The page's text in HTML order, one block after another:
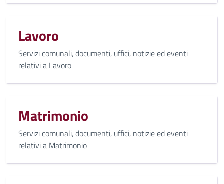
Lavoro
Servizi comunali, documenti, uffici, notizie ed eventi
relativi a Lavoro
Matrimonio
Servizi comunali, documenti, uffici, notizie ed eventi
relativi a Matrimonio